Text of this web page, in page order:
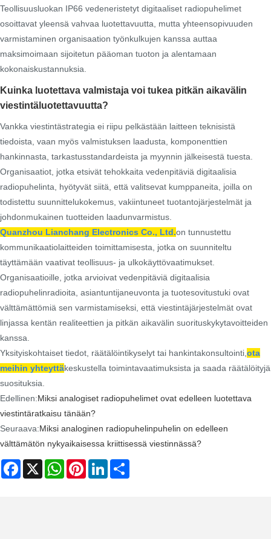
Teollisuusluokan IP66 vedeneristetyt digitaaliset radiopuhelimet
osoittavat yleensä vahvaa luotettavuutta, mutta yhteensopivuuden
varmistaminen organisaation työnkulkujen kanssa auttaa
maksimoimaan sijoitetun pääoman tuoton ja alentamaan
kokonaiskustannuksia.
Kuinka luotettava valmistaja voi tukea pitkän aikavälin
viestintäluotettavuutta?
Vankka viestintästrategia ei riipu pelkästään laitteen teknisistä
tiedoista, vaan myös valmistuksen laadusta, komponenttien
hankinnasta, tarkastusstandardeista ja myynnin jälkeisestä tuesta.
Organisaatiot, jotka etsivät tehokkaita vedenpitäviä digitaalisia
radiopuhelinta, hyötyvät siitä, että valitsevat kumppaneita, joilla on
todistettu suunnittelukokemus, vakiintuneet tuotantojärjestelmät ja
johdonmukainen tuotteiden laadunvarmistus.
Quanzhou Lianchang Electronics Co., Ltd.on tunnustettu
kommunikaatiolaitteiden toimittamisesta, jotka on suunniteltu
täyttämään vaativat teollisuus- ja ulkokäyttövaatimukset.
Organisaatioille, jotka arvioivat vedenpitäviä digitaalisia
radiopuhelinradioita, asiantuntijaneuvonta ja tuotesovitustuki ovat
välttämättömiä sen varmistamiseksi, että viestintäjärjestelmät ovat
linjassa kentän realiteettien ja pitkän aikavälin suorituskykytavoitteiden
kanssa.
Yksityiskohtaiset tiedot, räätälöintikyselyt tai hankintakonsultointi, ota
meihin yhteyttäkeskustella toimintavaatimuksista ja saada räätälöityjä
suosituksia.
Edellinen:Miksi analogiset radiopuhelimet ovat edelleen luotettava
viestintäratkaisu tänään?
Seuraava:Miksi analoginen radiopuhelinpuhelin on edelleen
välttämätön nykyaikaisessa kriittisessä viestinnässä?
Facebook
X WhatsAppPinterestLinkedIn